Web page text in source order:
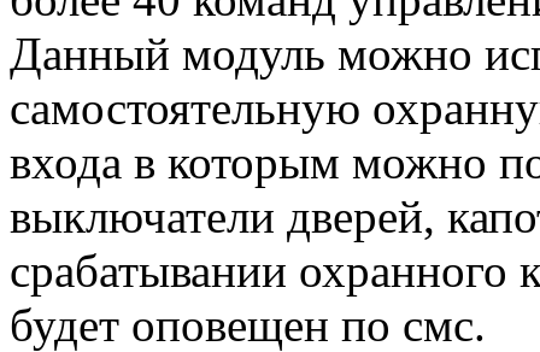
Данный модуль можно
самостоятельную
входа в которым можно
выключатели дверей,
срабатывании охранного
будет оповещен по смс.